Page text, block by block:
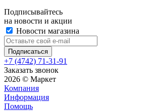
Подписывайтесь
на новости и акции
Новости магазина
+7 (4742) 71-31-91
Заказать звонок
2026 © Маркет
Компания
Информация
Помощь